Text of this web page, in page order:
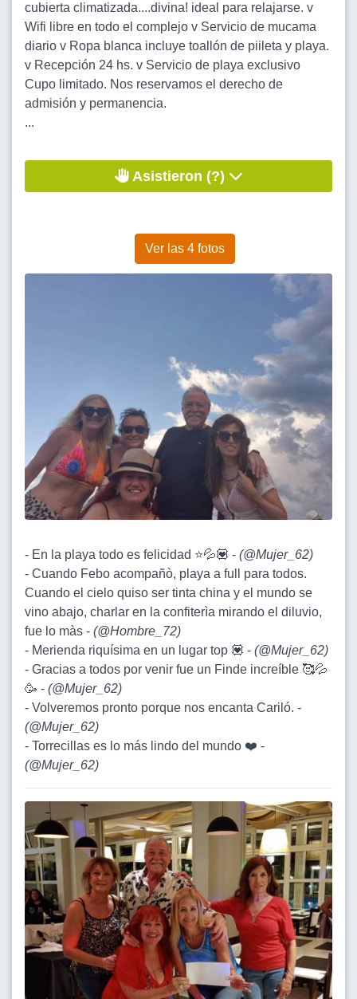
cubierta climatizada....divina! ideal para relajarse. v
Wifi libre en todo el complejo v Servicio de mucama
diario v Ropa blanca incluye toallón de piileta y playa.
v Recepción 24 hs. v Servicio de playa exclusivo
Cupo limitado. Nos reservamos el derecho de
admisión y permanencia.
...
Asistieron (?)
Ver las 4 fotos
- En la playa todo es felicidad ⭐💦💟 - (@Mujer_62)
- Cuando Febo acompañò, playa a full para todos.
Cuando el cielo quiso ser tinta china y el mundo se
vino abajo, charlar en la confiterìa mirando el diluvio,
fue lo màs - (@Hombre_72)
- Merienda riquísima en un lugar top 💟 - (@Mujer_62)
- Gracias a todos por venir fue un Finde increíble 🥰💦
🥳 - (@Mujer_62)
- Volveremos pronto porque nos encanta Cariló. -
(@Mujer_62)
- Torrecillas es lo más lindo del mundo ❤️ -
(@Mujer_62)